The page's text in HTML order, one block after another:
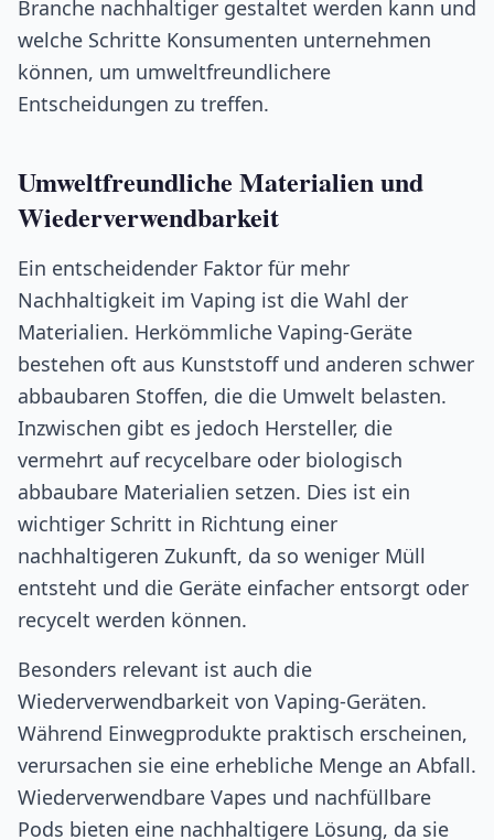
Branche nachhaltiger gestaltet werden kann und
welche Schritte Konsumenten unternehmen
können, um umweltfreundlichere
Entscheidungen zu treffen.
Umweltfreundliche Materialien und
Wiederverwendbarkeit
Ein entscheidender Faktor für mehr
Nachhaltigkeit im Vaping ist die Wahl der
Materialien. Herkömmliche Vaping-Geräte
bestehen oft aus Kunststoff und anderen schwer
abbaubaren Stoffen, die die Umwelt belasten.
Inzwischen gibt es jedoch Hersteller, die
vermehrt auf recycelbare oder biologisch
abbaubare Materialien setzen. Dies ist ein
wichtiger Schritt in Richtung einer
nachhaltigeren Zukunft, da so weniger Müll
entsteht und die Geräte einfacher entsorgt oder
recycelt werden können.
Besonders relevant ist auch die
Wiederverwendbarkeit von Vaping-Geräten.
Während Einwegprodukte praktisch erscheinen,
verursachen sie eine erhebliche Menge an Abfall.
Wiederverwendbare Vapes und nachfüllbare
Pods bieten eine nachhaltigere Lösung, da sie